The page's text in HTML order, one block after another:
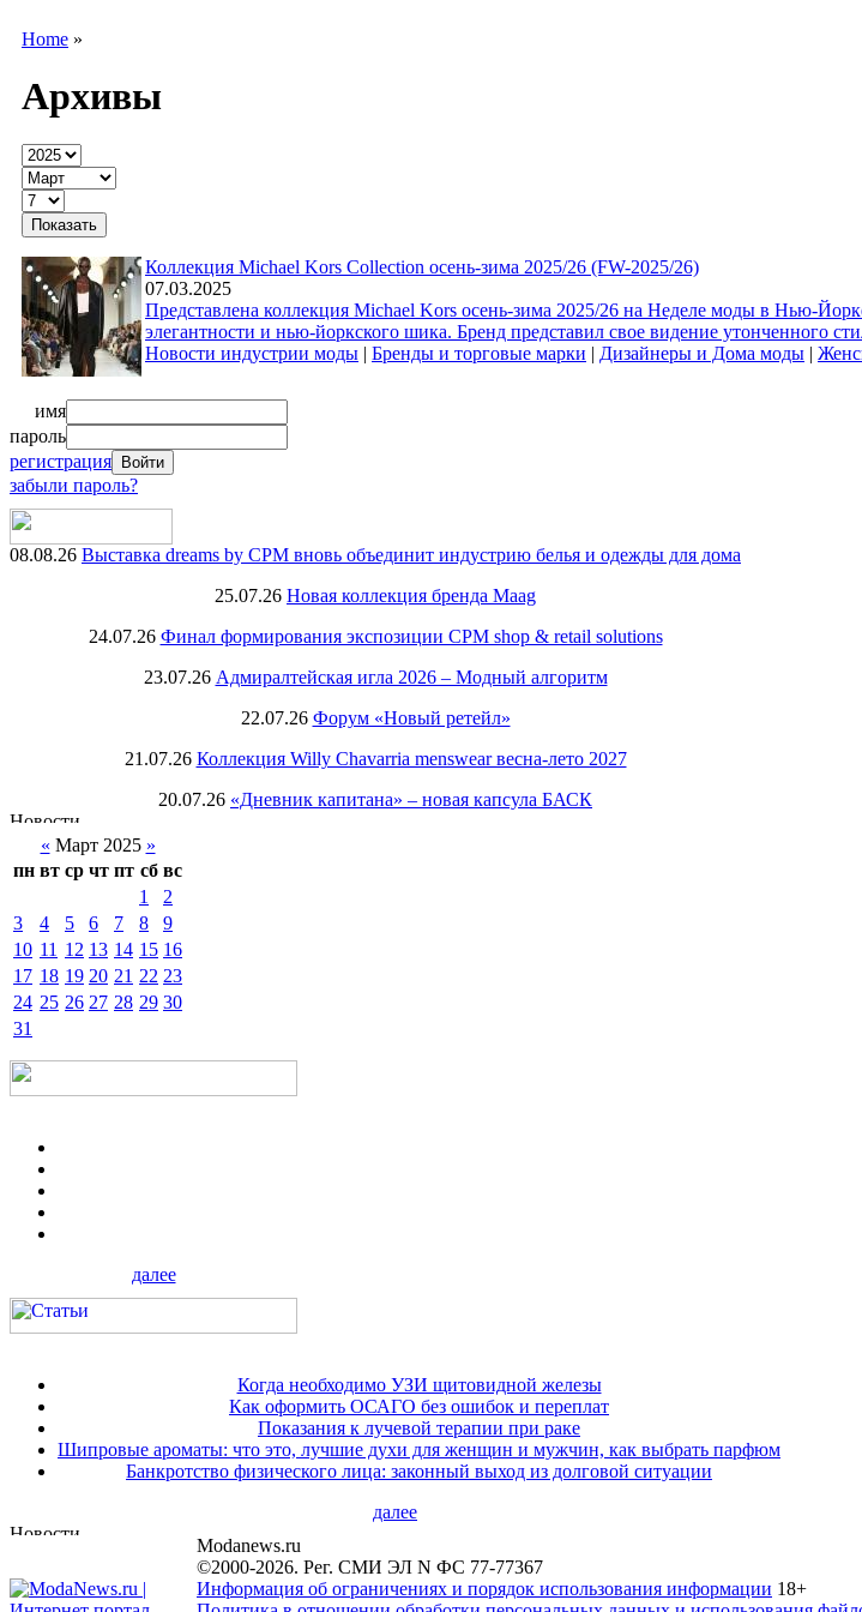
Home »
Архивы
Коллекция Michael Kors Collection осень-зима 2025/26 (FW-2025/26)
07.03.2025
Представлена коллекция Michael Kors осень-зима 2025/26 на Неделе моды в Нью-
элегантности и нью-йоркского шика. Бренд представил свое видение утонченного
Новости индустрии моды | Бренды и торговые марки | Дизайнеры и Дома моды |
имя
пароль
регистрация
забыли пароль?
08.08.26 Выставка dreams by CPM вновь объединит индустрию белья и одежды для дома
25.07.26 Новая коллекция бренда Maag
24.07.26 Финал формирования экспозиции CPM shop & retail solutions
23.07.26 Адмиралтейская игла 2026 – Модный алгоритм
22.07.26 Форум «Новый ретейл»
21.07.26 Коллекция Willy Chavarria menswear весна-лето 2027
20.07.26 «Дневник капитана» – новая капсула БАСК
« Март 2025 »
пн вт ср чт пт сб вс
1
2
3
4 5 6 7 8
9
10 11 12 13 14 15 16
17 18 19 20 21 22 23
24 25 26 27 28 29 30
31
далее
Когда необходимо УЗИ щитовидной железы
Как оформить ОСАГО без ошибок и переплат
Показания к лучевой терапии при раке
Шипровые ароматы: что это, лучшие духи для женщин и мужчин, как выбрать парфюм
Банкротство физического лица: законный выход из долговой ситуации
далее
Modanews.ru
©2000-2026. Рег. СМИ ЭЛ N ФС 77-77367
Информация об ограничениях и порядок использования информации 18+